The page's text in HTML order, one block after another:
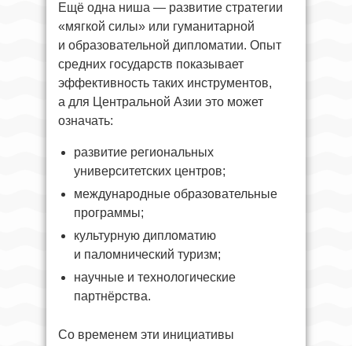
Ещё одна ниша — развитие стратегии
«мягкой силы» или гуманитарной
и образовательной дипломатии. Опыт
средних государств показывает
эффективность таких инструментов,
а для Центральной Азии это может
означать:
развитие региональных
университетских центров;
международные образовательные
программы;
культурную дипломатию
и паломнический туризм;
научные и технологические
партнёрства.
Со временем эти инициативы